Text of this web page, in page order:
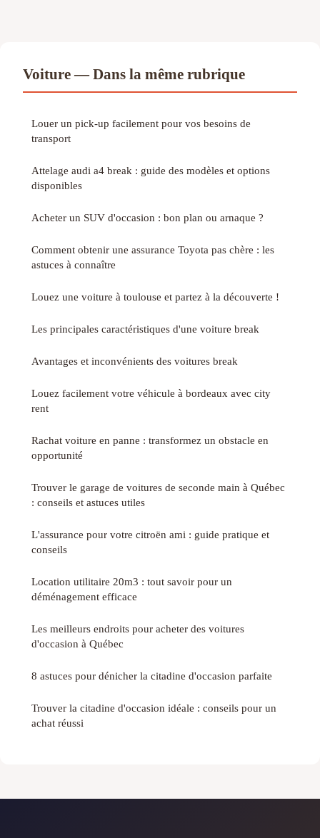
Voiture — Dans la même rubrique
Louer un pick-up facilement pour vos besoins de
transport
Attelage audi a4 break : guide des modèles et options
disponibles
Acheter un SUV d'occasion : bon plan ou arnaque ?
Comment obtenir une assurance Toyota pas chère : les
astuces à connaître
Louez une voiture à toulouse et partez à la découverte !
Les principales caractéristiques d'une voiture break
Avantages et inconvénients des voitures break
Louez facilement votre véhicule à bordeaux avec city
rent
Rachat voiture en panne : transformez un obstacle en
opportunité
Trouver le garage de voitures de seconde main à Québec
: conseils et astuces utiles
L'assurance pour votre citroën ami : guide pratique et
conseils
Location utilitaire 20m3 : tout savoir pour un
déménagement efficace
Les meilleurs endroits pour acheter des voitures
d'occasion à Québec
8 astuces pour dénicher la citadine d'occasion parfaite
Trouver la citadine d'occasion idéale : conseils pour un
achat réussi